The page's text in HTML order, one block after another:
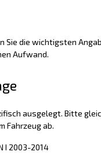
Sie die wichtigsten
Aufwand.
ausgelegt. Bitte
Fahrzeug ab.
I 2003-2014